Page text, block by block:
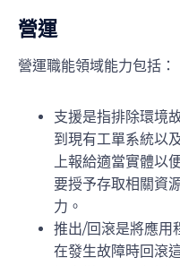
營運
營運職能領域能力包括：
支援是指排除環境
到現有工單系統以
上報給適當實體以
要授予存取相關資
力。
推出/回滾是將應用
在發生故障時回滾